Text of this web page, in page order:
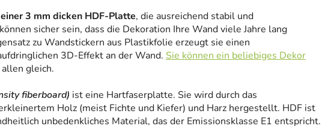
3 mm dicken HDF-Platte, die ausreichend stabil und
sicher sein, dass die Dekoration Ihre Wand viele Jahre lang
zu Wandstickern aus Plastikfolie erzeugt sie einen
3D-Effekt an der Wand. Sie können ein beliebiges Dekor
gleich.
fiberboard) ist eine Hartfaserplatte. Sie wird durch das
Holz (meist Fichte und Kiefer) und Harz hergestellt. HDF ist
unbedenkliches Material, das der Emissionsklasse E1 entspricht.